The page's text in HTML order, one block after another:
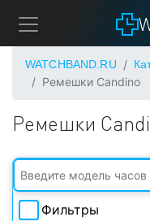
WATCHBAND.RU
Ремешки Candino
Ремешки
Фильтры